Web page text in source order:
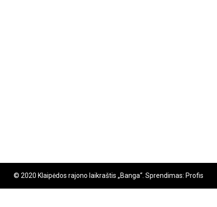
© 2020 Klaipėdos rajono laikraštis „Banga“. Sprendimas: Profis